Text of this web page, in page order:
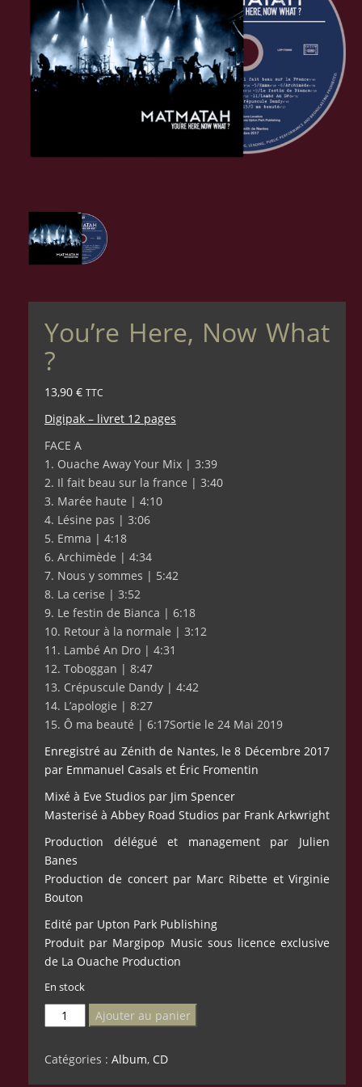
You’re Here, Now What
?
13,90 € TTC
Digipak – livret 12 pages
FACE A
1. Ouache Away Your Mix | 3:39
2. Il fait beau sur la france | 3:40
3. Marée haute | 4:10
4. Lésine pas | 3:06
5. Emma | 4:18
6. Archimède | 4:34
7. Nous y sommes | 5:42
8. La cerise | 3:52
9. Le festin de Bianca | 6:18
10. Retour à la normale | 3:12
11. Lambé An Dro | 4:31
12. Toboggan | 8:47
13. Crépuscule Dandy | 4:42
14. L’apologie | 8:27
15. Ô ma beauté | 6:17Sortie le 24 Mai 2019
Enregistré au Zénith de Nantes, le 8 Décembre 2017
par Emmanuel Casals et Éric Fromentin
Mixé à Eve Studios par Jim Spencer
Masterisé à Abbey Road Studios par Frank Arkwright
Production délégué et management par Julien
Banes
Production de concert par Marc Ribette et Virginie
Bouton
Edité par Upton Park Publishing
Produit par Margipop Music sous licence exclusive
de La Ouache Production
En stock
quantité
de
Here,
Ajouter au panier
Catégories : Album, CD